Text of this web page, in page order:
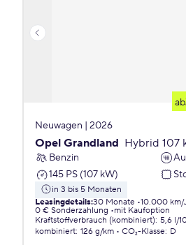
ab
Neuwagen | 2026
Opel Grandland Hybrid 107
Benzin
145 PS (107 kW)
in 3 bis 5 Monaten
Leasingdetails:30 Monate 10.000 km/
0 € Sonderzahlung
mit Kaufoption
Kraftstoffverbrauch (kombiniert): 5,6 l/
kombiniert: 126 g/km CO₂-Klasse: D